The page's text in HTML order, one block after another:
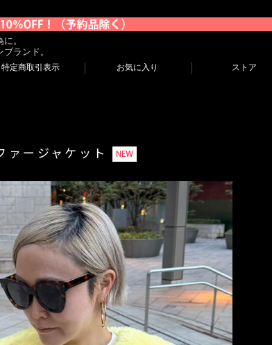
。
ランド。
特定商取引表示 お気に入り ストア
ァージャケット